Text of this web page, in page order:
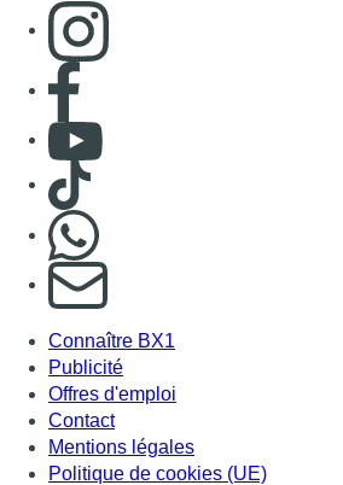
Consulter page Instagram
Consulter page Facebook
Consulter Youtube
Consulter TikTok
S'abonner à notre newsletter
Connaître BX1
Publicité
Offres d'emploi
Contact
Mentions légales
Politique de cookies (UE)